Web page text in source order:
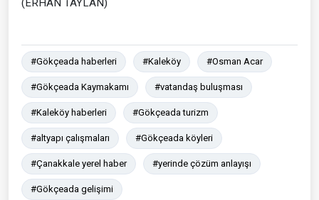
(ERHAN TAYLAN)
#Gökçeada haberleri #Kaleköy #Osman Acar
#Gökçeada Kaymakamı #vatandaş buluşması
#Kaleköy haberleri #Gökçeada turizm
#altyapı çalışmaları #Gökçeada köyleri
#Çanakkale yerel haber #yerinde çözüm anlayışı
#Gökçeada gelişimi